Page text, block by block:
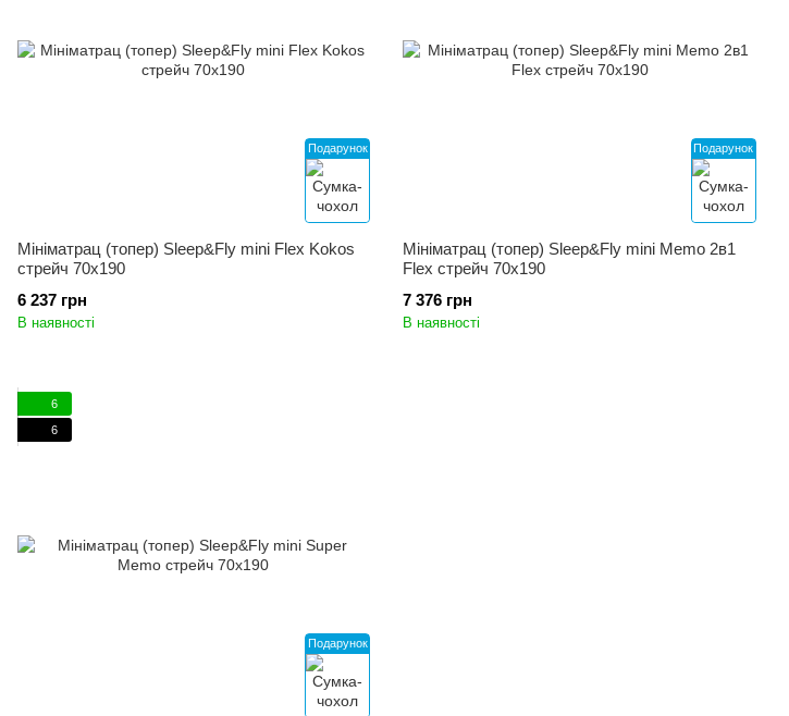
Подарунок
Мініматрац (топер) Sleep&Fly mini Flex Kokos
стрейч 70x190
6 237 грн
В наявності
Подарунок
Мініматрац (топер) Sleep&Fly mini Memo 2в1
Flex стрейч 70x190
7 376 грн
В наявності
Подарунок
6
6